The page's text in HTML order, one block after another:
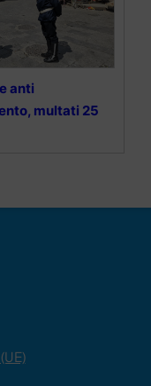
anti
multati 25